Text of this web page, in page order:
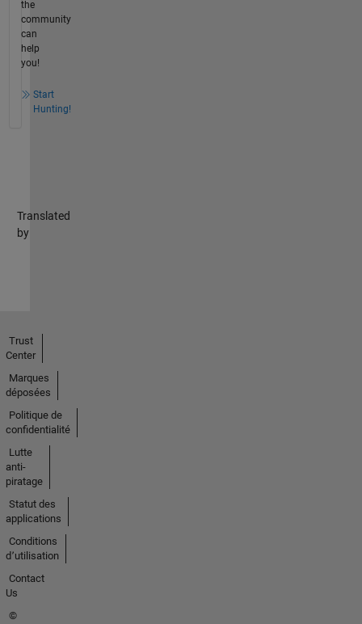
the
community
can
help
you!
Start
Hunting!
Translated
by
Trust
Center
Marques
déposées
Politique de
confidentialité
Lutte
anti-
piratage
Statut des
applications
Conditions
d՚utilisation
Contact
Us
©